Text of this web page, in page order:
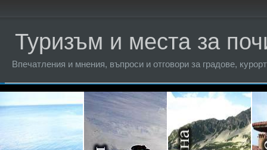
Туризъм и места за
Впечатления и мнения, въпроси и отговори за градове,